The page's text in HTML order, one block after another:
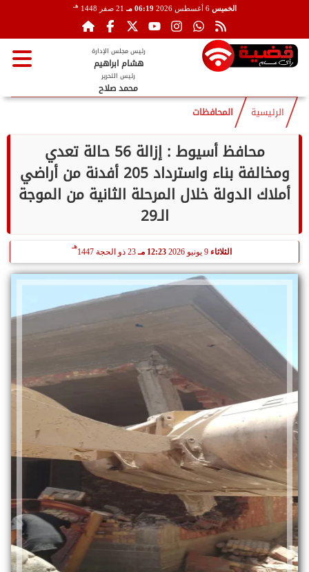
الخميس 6 أغسطس 2026 06:19 مـ 21 صفر 1448 هـ
رئيس مجلس الإدارة
هشام ابراهيم
رئيس التحرير
محمد صلاح
الرئيسية المحافظات
محافظ أسيوط : إزالة 56 حالة تعدي
ومخالفة بناء واسترداد 205 أفدنة من أراضي
أملاك الدولة خلال المرحلة الثانية من الموجة
الـ29
الثلاثاء 12:23 مـ 23 ذو الحجة 1447
هـ